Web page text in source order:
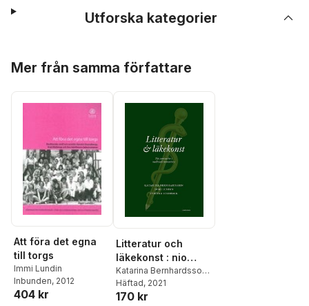
Utforska kategorier
Mer från samma författare
Att föra det egna
till torgs
Immi Lundin
Inbunden, 2012
404 kr
Litteratur och
läkekonst : nio
seminarier i
medicinsk
humaniora
Katarina Bernhardsson ,
Immi Lundin,
Stenbeck
Häftad, 2021
170 kr